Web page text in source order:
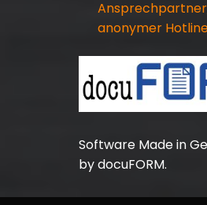
anonymer
Software Made in
by docuFORM.